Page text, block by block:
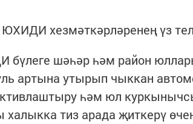
хезмәткәрләренең үз
шәһәр һәм район
артына утырып чыккан
һәм юл
тиз арада җиткерү